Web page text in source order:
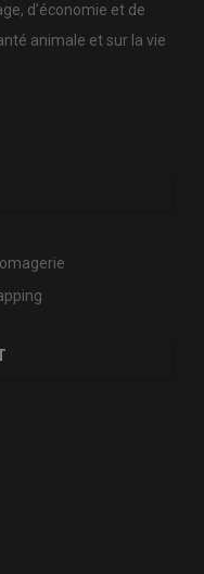
d’économie et de
animale et sur la vie